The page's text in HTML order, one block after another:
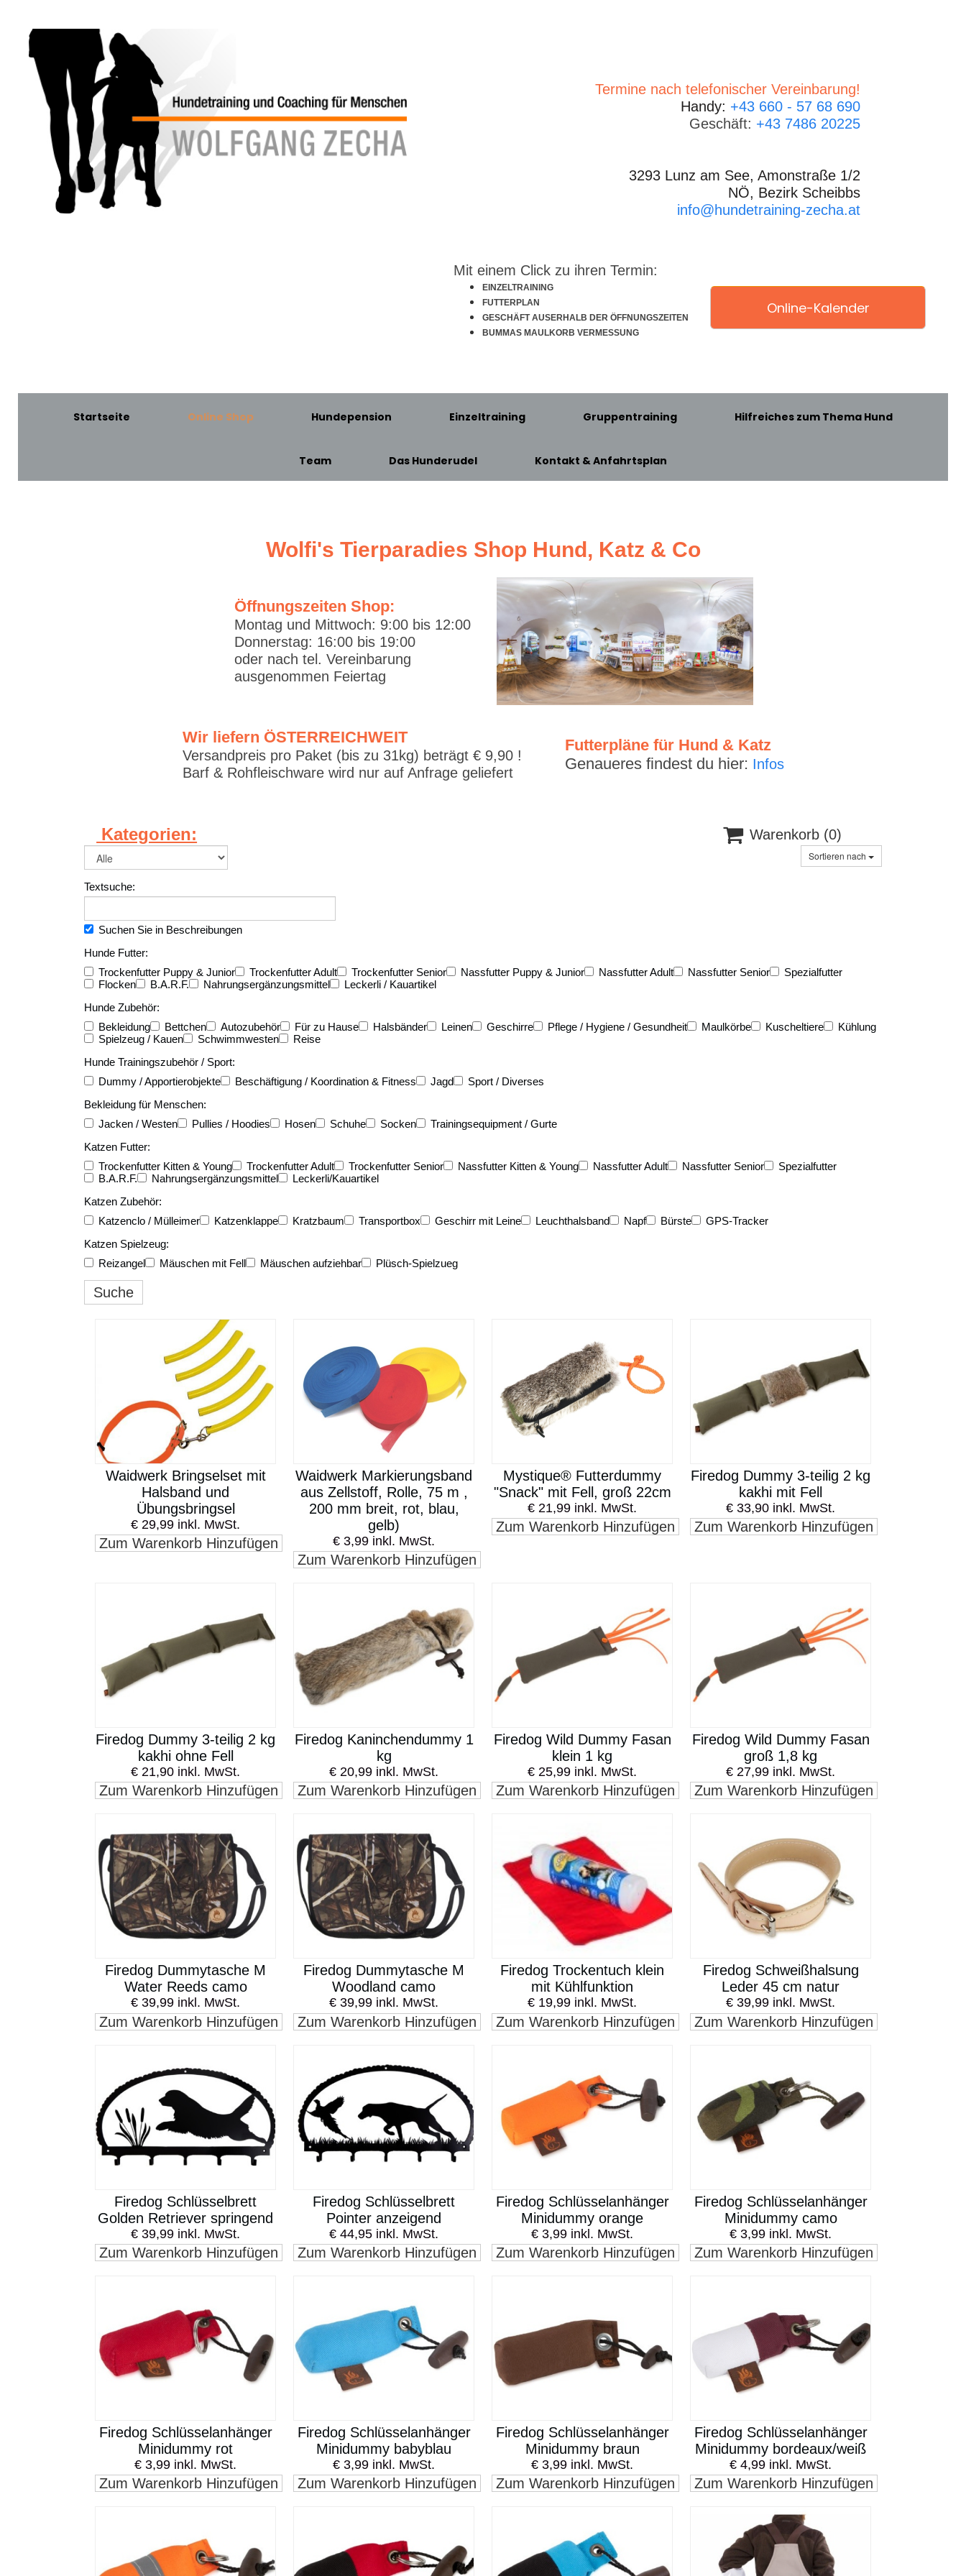
Termine nach telefonischer Vereinbarung!
Handy: +43 660 - 57 68 690
Geschäft: +43 7486 20225
3293 Lunz am See, Amonstraße 1/2
NÖ, Bezirk Scheibbs
info@hundetraining-zecha.at
Mit einem Click zu ihren Termin:
EINZELTRAINING
FUTTERPLAN
GESCHÄFT AUSERHALB DER ÖFFNUNGSZEITEN
BUMMAS MAULKORB VERMESSUNG
Online-Kalender
Startseite Online Shop Hundepension Einzeltraining Gruppentraining Hilfreiches zum Thema Hund
Team Das Hunderudel Kontakt & Anfahrtsplan
Wolfi's Tierparadies Shop Hund, Katz & Co
Öffnungszeiten Shop:
Montag und Mittwoch: 9:00 bis 12:00
Donnerstag: 16:00 bis 19:00
oder nach tel. Vereinbarung
ausgenommen Feiertag
Wir liefern ÖSTERREICHWEIT
Versandpreis pro Paket (bis zu 31kg) beträgt € 9,90 !
Barf & Rohfleischware wird nur auf Anfrage geliefert
Futterpläne für Hund & Katz
Genaueres findest du hier: Infos
Kategorien:  Warenkorb (0)
Sortieren nach
Textsuche:
Suchen Sie in Beschreibungen
Hunde Futter:
Trockenfutter Puppy & Junior
Trockenfutter Adult Trockenfutter Senior Nassfutter Puppy & Junior Nassfutter Adult Nassfutter Senior
Spezialfutter
Flocken
B.A.R.F. Nahrungsergänzungsmittel
Leckerli / Kauartikel
Hunde Zubehör:
Bekleidung
Bettchen Autozubehör Für zu Hause Halsbänder Leinen Geschirre Pflege / Hygiene / Gesundheit Maulkörbe Kuscheltiere
Kühlung
Spielzeug / Kauen
Schwimmwesten
Reise
Hunde Trainingszubehör / Sport:
Dummy / Apportierobjekte
Beschäftigung / Koordination & Fitness Jagd
Sport / Diverses
Bekleidung für Menschen:
Jacken / Westen
Pullies / Hoodies Hosen Schuhe Socken
Trainingsequipment / Gurte
Katzen Futter:
Trockenfutter Kitten & Young
Trockenfutter Adult Trockenfutter Senior Nassfutter Kitten & Young Nassfutter Adult Nassfutter Senior
Spezialfutter
B.A.R.F.
Nahrungsergänzungsmittel
Leckerli/Kauartikel
Katzen Zubehör:
Katzenclo / Mülleimer
Katzenklappe Kratzbaum Transportbox Geschirr mit Leine Leuchthalsband Napf Bürste
GPS-Tracker
Katzen Spielzeug:
Reizangel
Mäuschen mit Fell Mäuschen aufziehbar Plüsch-Spielzueg
Suche
Waidwerk Bringselset mit
Halsband und
Übungsbringsel
€ 29,99 inkl. MwSt.
Zum Warenkorb Hinzufügen
Waidwerk Markierungsband
aus Zellstoff, Rolle, 75 m ,
200 mm breit, rot, blau,
gelb)
€ 3,99 inkl. MwSt.
Zum Warenkorb Hinzufügen
Mystique® Futterdummy
"Snack" mit Fell, groß 22cm
€ 21,99 inkl. MwSt.
Zum Warenkorb Hinzufügen
Firedog Dummy 3-teilig 2 kg
kakhi mit Fell
€ 33,90 inkl. MwSt.
Zum Warenkorb Hinzufügen
Firedog Dummy 3-teilig 2 kg
kakhi ohne Fell
€ 21,90 inkl. MwSt.
Zum Warenkorb Hinzufügen
Firedog Kaninchendummy 1
kg
€ 20,99 inkl. MwSt.
Zum Warenkorb Hinzufügen
Firedog Wild Dummy Fasan
klein 1 kg
€ 25,99 inkl. MwSt.
Zum Warenkorb Hinzufügen
Firedog Wild Dummy Fasan
groß 1,8 kg
€ 27,99 inkl. MwSt.
Zum Warenkorb Hinzufügen
Firedog Dummytasche M
Water Reeds camo
€ 39,99 inkl. MwSt.
Zum Warenkorb Hinzufügen
Firedog Dummytasche M
Woodland camo
€ 39,99 inkl. MwSt.
Zum Warenkorb Hinzufügen
Firedog Trockentuch klein
mit Kühlfunktion
€ 19,99 inkl. MwSt.
Zum Warenkorb Hinzufügen
Firedog Schweißhalsung
Leder 45 cm natur
€ 39,99 inkl. MwSt.
Zum Warenkorb Hinzufügen
Firedog Schlüsselbrett
Golden Retriever springend
€ 39,99 inkl. MwSt.
Zum Warenkorb Hinzufügen
Firedog Schlüsselbrett
Pointer anzeigend
€ 44,95 inkl. MwSt.
Zum Warenkorb Hinzufügen
Firedog Schlüsselanhänger
Minidummy orange
€ 3,99 inkl. MwSt.
Zum Warenkorb Hinzufügen
Firedog Schlüsselanhänger
Minidummy camo
€ 3,99 inkl. MwSt.
Zum Warenkorb Hinzufügen
Firedog Schlüsselanhänger
Minidummy rot
€ 3,99 inkl. MwSt.
Zum Warenkorb Hinzufügen
Firedog Schlüsselanhänger
Minidummy babyblau
€ 3,99 inkl. MwSt.
Zum Warenkorb Hinzufügen
Firedog Schlüsselanhänger
Minidummy braun
€ 3,99 inkl. MwSt.
Zum Warenkorb Hinzufügen
Firedog Schlüsselanhänger
Minidummy bordeaux/weiß
€ 4,99 inkl. MwSt.
Zum Warenkorb Hinzufügen